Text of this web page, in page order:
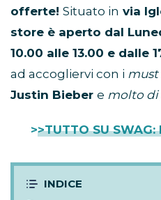
offerte! Situato in via
store è aperto dal
10.00 alle 13.00 e dalle
ad accogliervi con i must
Justin Bieber e molto di
>>TUTTO SU SWAG: